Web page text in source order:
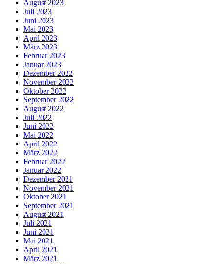
August 2023
Juli 2023
Juni 2023
Mai 2023
April 2023
März 2023
Februar 2023
Januar 2023
Dezember 2022
November 2022
Oktober 2022
September 2022
August 2022
Juli 2022
Juni 2022
Mai 2022
April 2022
März 2022
Februar 2022
Januar 2022
Dezember 2021
November 2021
Oktober 2021
September 2021
August 2021
Juli 2021
Juni 2021
Mai 2021
April 2021
März 2021